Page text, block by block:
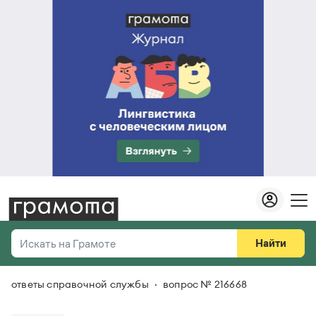
Искать на Грамоте
Справочная служба
Найти
Везде
ответы справочной службы вопрос № 216668